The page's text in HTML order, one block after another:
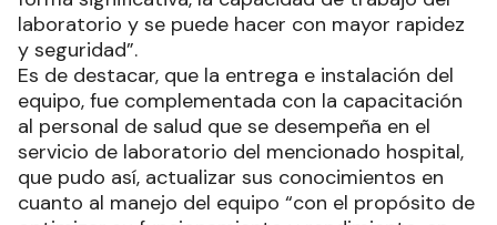
laboratorio y se puede hacer con mayor rapidez
y seguridad”.
Es de destacar, que la entrega e instalación del
equipo, fue complementada con la capacitación
al personal de salud que se desempeña en el
servicio de laboratorio del mencionado hospital,
que pudo así, actualizar sus conocimientos en
cuanto al manejo del equipo “con el propósito de